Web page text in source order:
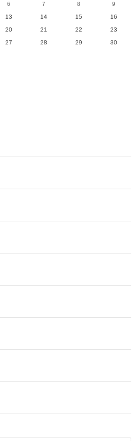
6 7 8
9
13 14 15
16
20 21 22
23
27 28 29
30